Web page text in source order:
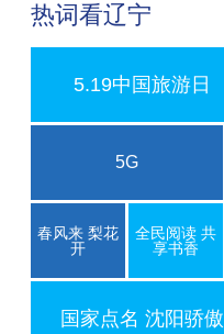
热词看辽宁
5.19中国旅游日
5G
春风来 梨花
开
全民阅读 共
享书香
国家点名 沈阳骄傲